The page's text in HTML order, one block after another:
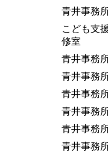
青井事務
こども支
修室
青井事務
青井事務
青井事務
青井事務
青井事務
青井事務